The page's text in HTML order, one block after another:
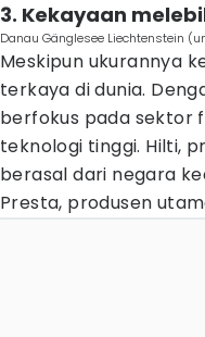
3. Kekayaan
Danau Gänglesee Liechtenstein
Meskipun ukurannya
terkaya di dunia.
berfokus pada sektor
teknologi tinggi. Hilti,
berasal dari negara
Presta, produsen